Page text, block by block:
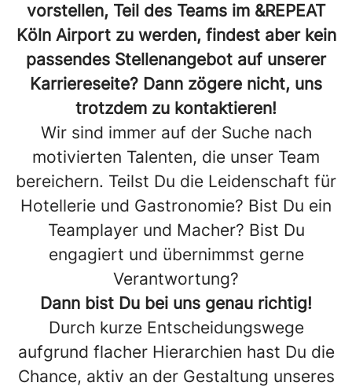
vorstellen, Teil des Teams im &REPEAT
Köln Airport zu werden, findest aber kein
passendes Stellenangebot auf unserer
Karriereseite? Dann zögere nicht, uns
trotzdem zu kontaktieren!
Wir sind immer auf der Suche nach
motivierten Talenten, die unser Team
bereichern. Teilst Du die Leidenschaft für
Hotellerie und Gastronomie? Bist Du ein
Teamplayer und Macher? Bist Du
engagiert und übernimmst gerne
Verantwortung?
Dann bist Du bei uns genau richtig!
Durch kurze Entscheidungswege
aufgrund flacher Hierarchien hast Du die
Chance, aktiv an der Gestaltung unseres